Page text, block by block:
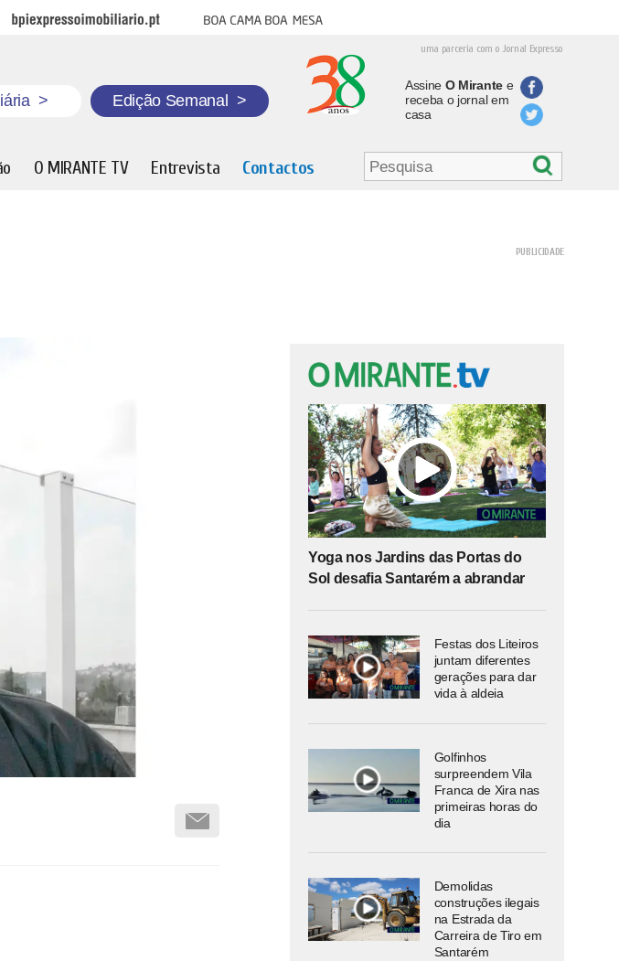
BPI Expresso Imobiliário Boa cama boa mesa
uma parceria com o Jornal Expresso
> Edição Semanal >
Assine O Mirantee
receba o jornal em
casa
O MIRANTE TV Entrevista Contactos
Yoga nos Jardins das Portas do
Sol desafia Santarém a abrandar
Festas dos Liteiros
juntam diferentes
gerações para dar
vida à aldeia
Golfinhos
surpreendem Vila
Franca de Xira nas
primeiras horas do
dia
Demolidas
construções ilegais
na Estrada da
Carreira de Tiro em
Santarém